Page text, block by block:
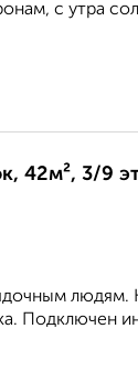
с утра
42м², 3/9
людям.
Подключен